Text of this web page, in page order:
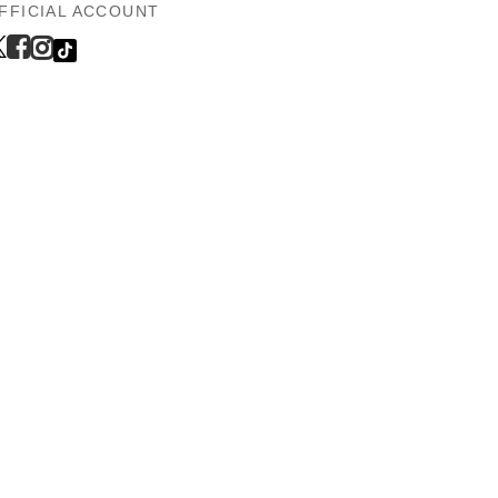
ACCOUNT